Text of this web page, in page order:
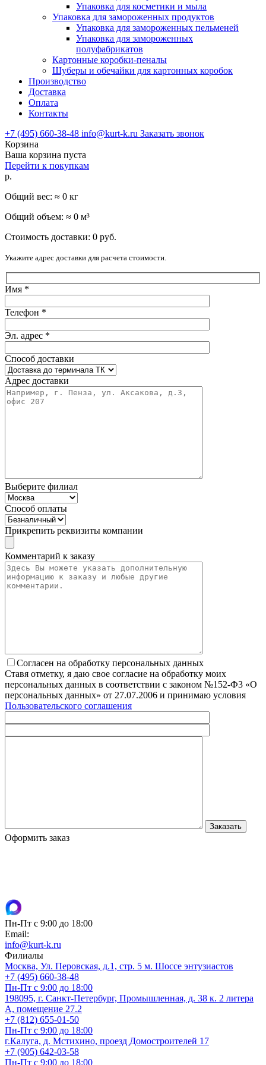
Упаковка для косметики и мыла
Упаковка для замороженных продуктов
Упаковка для замороженных пельменей
Упаковка для замороженных
полуфабрикатов
Картонные коробки-пеналы
Шуберы и обечайки для картонных коробок
Производство
Доставка
Оплата
Контакты
+7 (495) 660-38-48 info@kurt-k.ru Заказать звонок
Корзина
Ваша корзина пуста
Перейти к покупкам
р.
Общий вес: ≈ 0 кг
Общий объем: ≈ 0 м³
Стоимость доставки: 0 руб.
Укажите адрес доставки для расчета стоимости.
Имя *
Телефон *
Эл. адрес *
Способ доставки
Адрес доставки
Выберите филиал
Способ оплаты
Прикрепить реквизиты компании
Комментарий к заказу
Согласен на обработку персональных данных
Ставя отметку, я даю свое согласие на обработку моих
персональных данных в соответствии с законом №152-Ф3 «О
персональных данных» от 27.07.2006 и принимаю условия
Пользовательского соглашения
Оформить заказ
Пн-Пт с 9:00 до 18:00
Email:
info@kurt-k.ru
Филиалы
Москва, Ул. Перовская, д.1, стр. 5 м. Шоссе энтузиастов
+7 (495) 660-38-48
Пн-Пт с 9:00 до 18:00
198095, г. Санкт-Петербург, Промышленная, д. 38 к. 2 литера
А, помещение 27.2
+7 (812) 655-01-50
Пн-Пт с 9:00 до 18:00
г.Калуга, д. Мстихино, проезд Домостроителей 17
+7 (905) 642-03-58
Пн-Пт с 9:00 до 18:00